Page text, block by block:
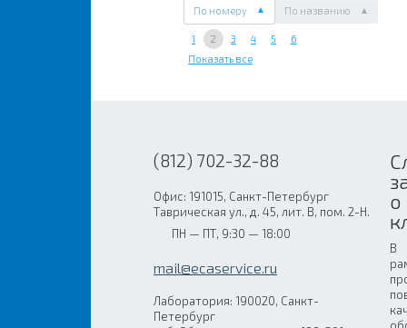
По номеру По названию
1 2 3 4 5
6
Показать все
(812) 702-32-88
Офис: 191015, Санкт-Петербург
Таврическая ул., д. 45, лит. В, пом. 2-Н.
ПН — ПТ, 9:30 — 18:00
mail@ecaservice.ru
Лаборатория: 190020, Санкт-
Петербург
о
В